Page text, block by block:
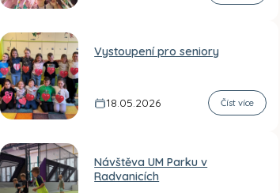
Vystoupení pro seniory
18.05.2026 Číst více
Návštěva UM Parku v
Radvanicích